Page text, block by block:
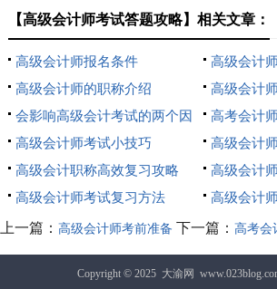
【高级会计师考试答题攻略】相关文章：
高级会计师报名条件
高级会计
高级会计师的职称介绍
高级会计
会影响高级会计考试的两个因
素
高考会计
高级会计师考试小技巧
高级会计
汇编
高级会计职称高效复习攻略
高级会计
练习
高级会计师考试复习方法 高级会计
上一篇： 高级会计师考前准备 下一篇： 高考会
Copyright © 2025 大渝网